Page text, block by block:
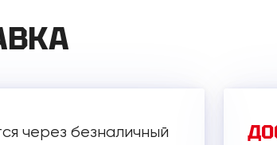
через безналичный